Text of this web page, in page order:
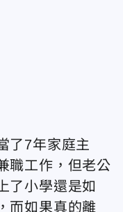
了7年家庭主
職工作，但老公
了小學還是如
而如果真的離